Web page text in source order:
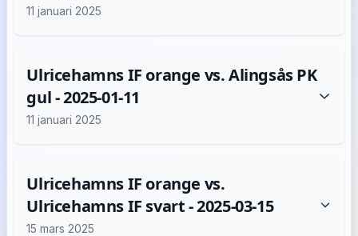
11 januari 2025
Ulricehamns IF orange vs. Alingsås PK
gul - 2025-01-11
11 januari 2025
Ulricehamns IF orange vs.
Ulricehamns IF svart - 2025-03-15
15 mars 2025